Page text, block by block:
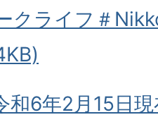
クライフ＃
和6年2月15日